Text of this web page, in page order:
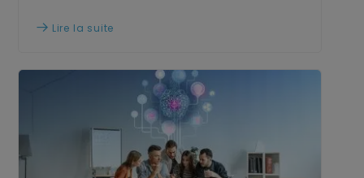
 Lire la suite